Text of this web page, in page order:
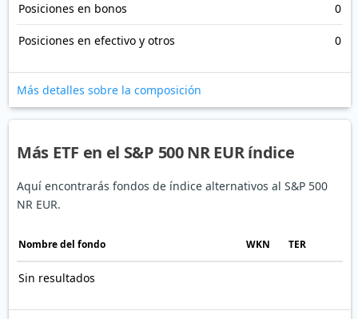
Posiciones en bonos 0
Posiciones en efectivo y otros 0
Más detalles sobre la composición
Más ETF en el S&P 500 NR EUR índice
Aquí encontrarás fondos de índice alternativos al S&P 500
NR EUR.
Nombre del fondo WKN TER
Sin resultados